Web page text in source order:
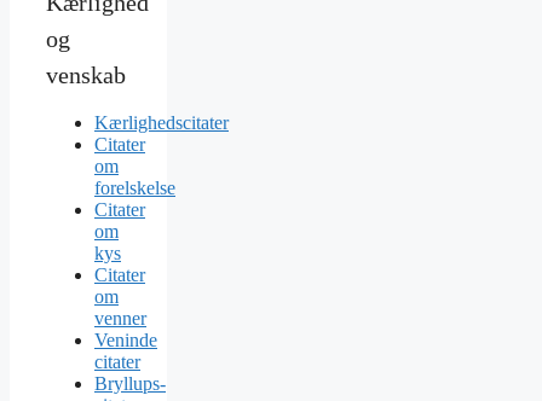
og
venskab
Kærlighedscitater
Citater
om
forelskelse
Citater
om
kys
Citater
om
venner
Veninde
citater
Bryllups-